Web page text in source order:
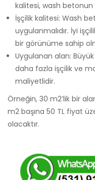
kalitesi, wash betonun
İşçilik kalitesi: Wash
uygulanmalıdır. İyi
bir görünüme sahip
Uygulanan alan:
daha fazla işçilik ve
maliyetlidir.
Örneğin, 30 m2’lik bir
m2 başına 50 TL fiyat
olacaktır.